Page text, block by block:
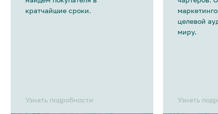
кратчайшие сроки.
Узнать подробности
целевой
миру.
Узнать